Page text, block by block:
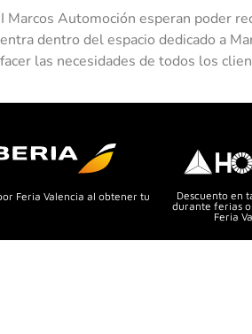
Marcos Automoción esperan poder
dentro del espacio dedicado a
las necesidades de todos los
Feria Valencia al obtener tu
Descuento en
durante ferias
Feria